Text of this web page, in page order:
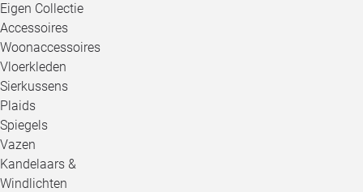
Eigen Collectie
Accessoires
Woonaccessoires
Vloerkleden
Sierkussens
Plaids
Spiegels
Vazen
Kandelaars &
Windlichten